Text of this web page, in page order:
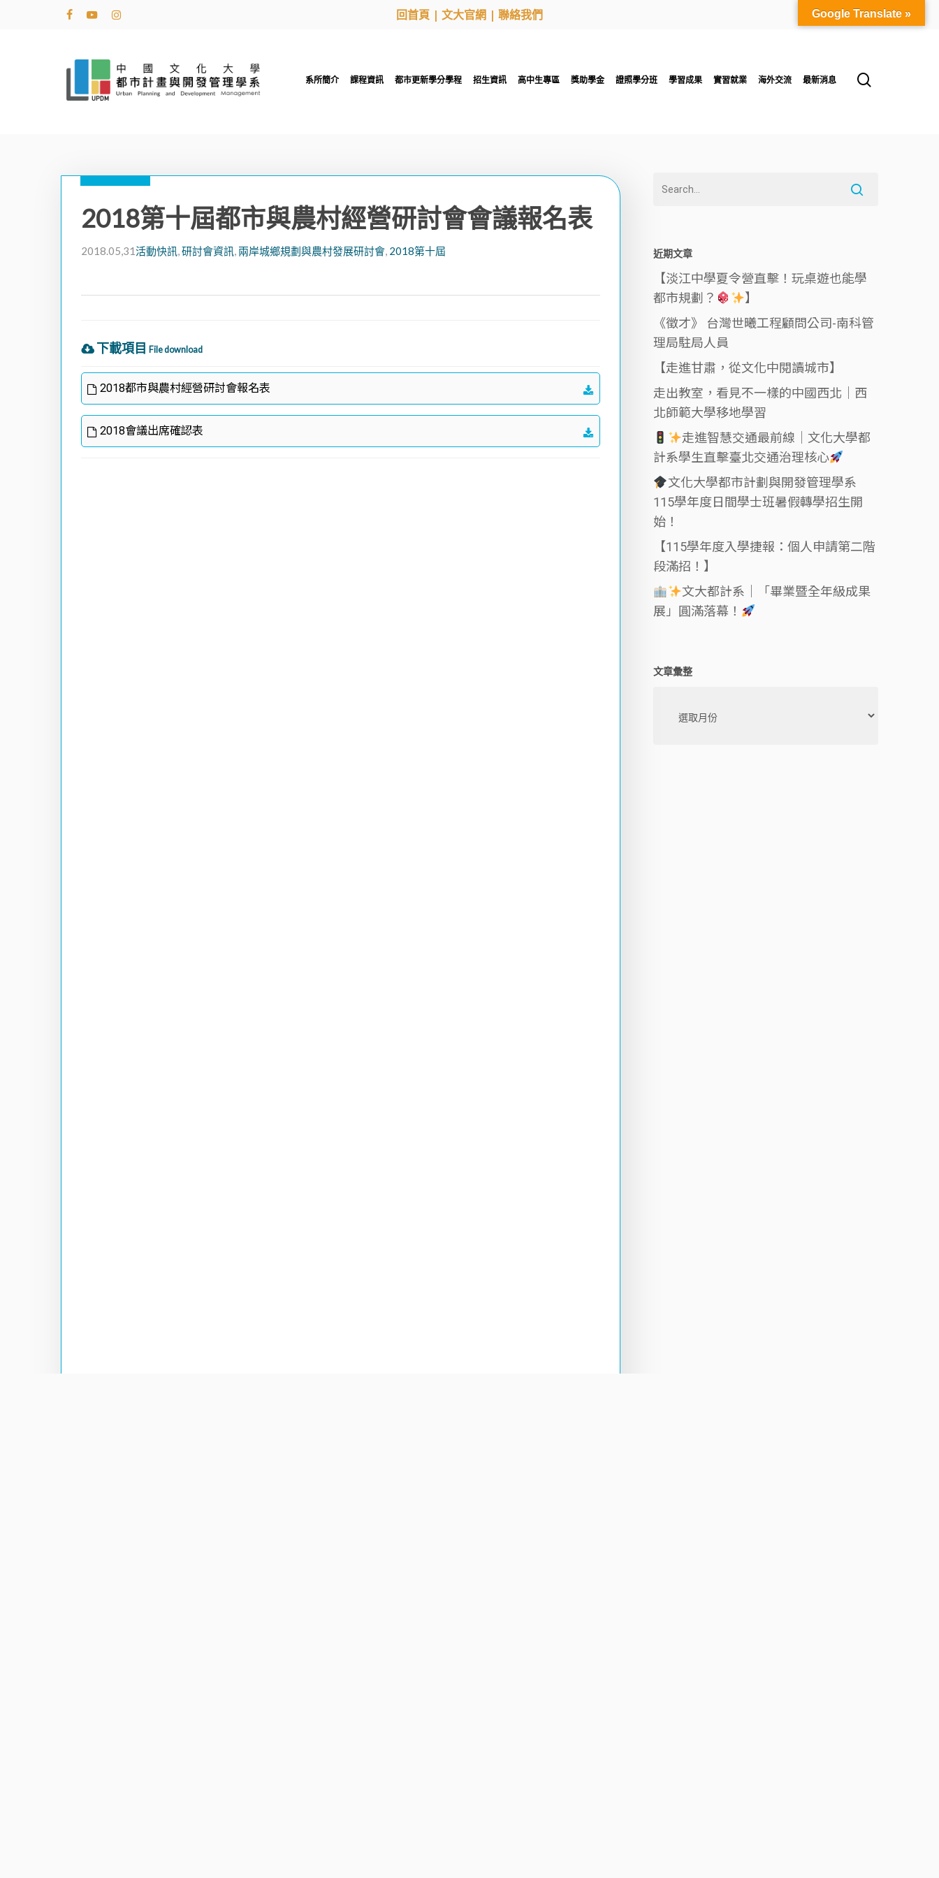
facebookyoutubeinstagram
回首頁| 文大官網| 聯絡我們
系所簡介 課程資訊 都市更新學分學程 招生資訊 高中生專區 獎助學金 證照學分班 學習成果 實習就業 海外交流 最新消息
2018第十屆都市與農村經營研討會會議報名表
2018.05,31活動快訊,研討會資訊, 兩岸城鄉規劃與農村發展研討會, 2018第十屆
下載項目File download
2018都市與農村經營研討會報名表
2018會議出席確認表
近期文章
【淡江中學夏令營直擊！玩桌遊也能學
都市規劃？
】
《徵才》 台灣世曦工程顧問公司-南科管
理局駐局人員
【走進甘肅，從文化中閱讀城市】
走出教室，看見不一樣的中國西北｜西
北師範大學移地學習
走進智慧交通最前線｜文化大學都
計系學生直擊臺北交通治理核心
文化大學都市計劃與開發管理學系
115學年度日間學士班暑假轉學招生開
始！
【115學年度入學捷報：個人申請第二階
段滿招！】
文大都計系｜「畢業暨全年級成果
展」圓滿落幕！
文章彙整
Google Translate »